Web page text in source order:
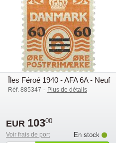
Îles Féroé 1940 - AFA 6A - Neuf
Réf. 885347 - Plus de détails
EUR 10300
Voir frais de port
En stock